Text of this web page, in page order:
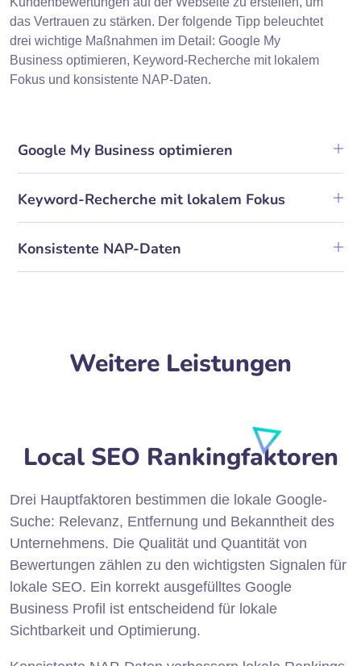
das Vertrauen zu stärken. Der folgende Tipp beleuchtet
drei wichtige Maßnahmen im Detail: Google My
Business optimieren, Keyword-Recherche mit lokalem
Fokus und konsistente NAP-Daten.
Google My Business optimieren
Keyword-Recherche mit lokalem Fokus
Konsistente NAP-Daten
Weitere Leistungen
Local SEO Rankingfaktoren
Drei Hauptfaktoren bestimmen die lokale Google-
Suche: Relevanz, Entfernung und Bekanntheit des
Unternehmens. Die Qualität und Quantität von
Bewertungen zählen zu den wichtigsten Signalen für
lokale SEO. Ein korrekt ausgefülltes Google
Business Profil ist entscheidend für lokale
Sichtbarkeit und Optimierung.